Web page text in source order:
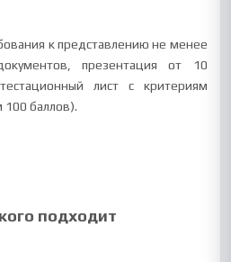
к представлению не менее
презентация от 10
лист с критериям
баллов).
подходит